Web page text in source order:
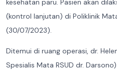
kesehatan paru. Pasien akan
(kontrol lanjutan) di Poliklinik
(30/07/2023).
Ditemui di ruang operasi, dr.
Spesialis Mata RSUD dr.